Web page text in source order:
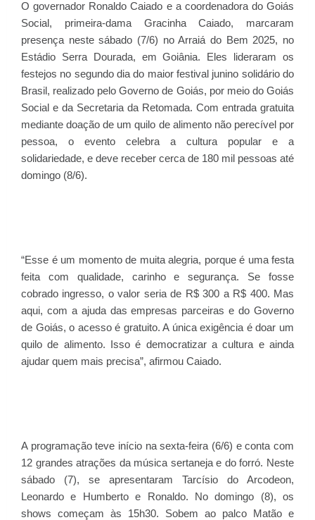
O governador Ronaldo Caiado e a coordenadora do Goiás
Social, primeira-dama Gracinha Caiado, marcaram
presença neste sábado (7/6) no Arraiá do Bem 2025, no
Estádio Serra Dourada, em Goiânia. Eles lideraram os
festejos no segundo dia do maior festival junino solidário do
Brasil, realizado pelo Governo de Goiás, por meio do Goiás
Social e da Secretaria da Retomada. Com entrada gratuita
mediante doação de um quilo de alimento não perecível por
pessoa, o evento celebra a cultura popular e a
solidariedade, e deve receber cerca de 180 mil pessoas até
domingo (8/6).
“Esse é um momento de muita alegria, porque é uma festa
feita com qualidade, carinho e segurança. Se fosse
cobrado ingresso, o valor seria de R$ 300 a R$ 400. Mas
aqui, com a ajuda das empresas parceiras e do Governo
de Goiás, o acesso é gratuito. A única exigência é doar um
quilo de alimento. Isso é democratizar a cultura e ainda
ajudar quem mais precisa”, afirmou Caiado.
A programação teve início na sexta-feira (6/6) e conta com
12 grandes atrações da música sertaneja e do forró. Neste
sábado (7), se apresentaram Tarcísio do Arcodeon,
Leonardo e Humberto e Ronaldo. No domingo (8), os
shows começam às 15h30. Sobem ao palco Matão e